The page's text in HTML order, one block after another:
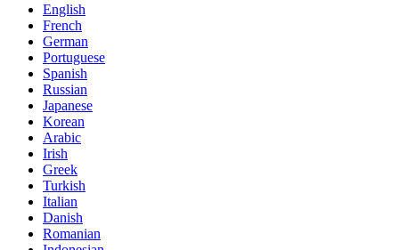
English
French
German
Portuguese
Spanish
Russian
Japanese
Korean
Arabic
Irish
Greek
Turkish
Italian
Danish
Romanian